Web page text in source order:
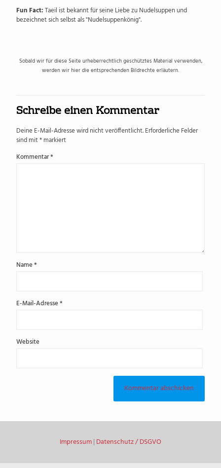
Fun Fact:Taeil ist bekannt für seine Liebe zu Nudelsuppen und
bezeichnet sich selbst als "Nudelsuppenkönig".
Sobald wir für diese Seite urheberrechtlich geschütztes Material verwenden,
werden wir hier die entsprechenden Bildrechte erläutern.
Schreibe einen Kommentar
Deine E-Mail-Adresse wird nicht veröffentlicht.Erforderliche Felder
sind mit*markiert
Kommentar*
Name*
E-Mail-Adresse*
Website
Impressum| Datenschutz / DSGVO